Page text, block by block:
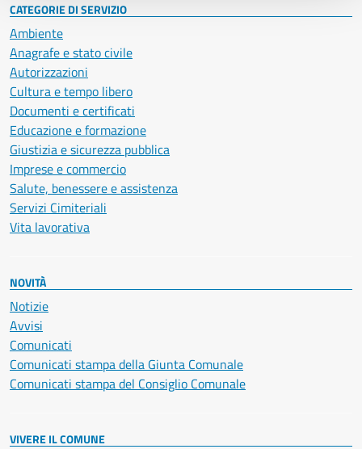
CATEGORIE DI SERVIZIO
Ambiente
Anagrafe e stato civile
Autorizzazioni
Cultura e tempo libero
Documenti e certificati
Educazione e formazione
Giustizia e sicurezza pubblica
Imprese e commercio
Salute, benessere e assistenza
Servizi Cimiteriali
Vita lavorativa
NOVITÀ
Notizie
Avvisi
Comunicati
Comunicati stampa della Giunta Comunale
Comunicati stampa del Consiglio Comunale
VIVERE IL COMUNE